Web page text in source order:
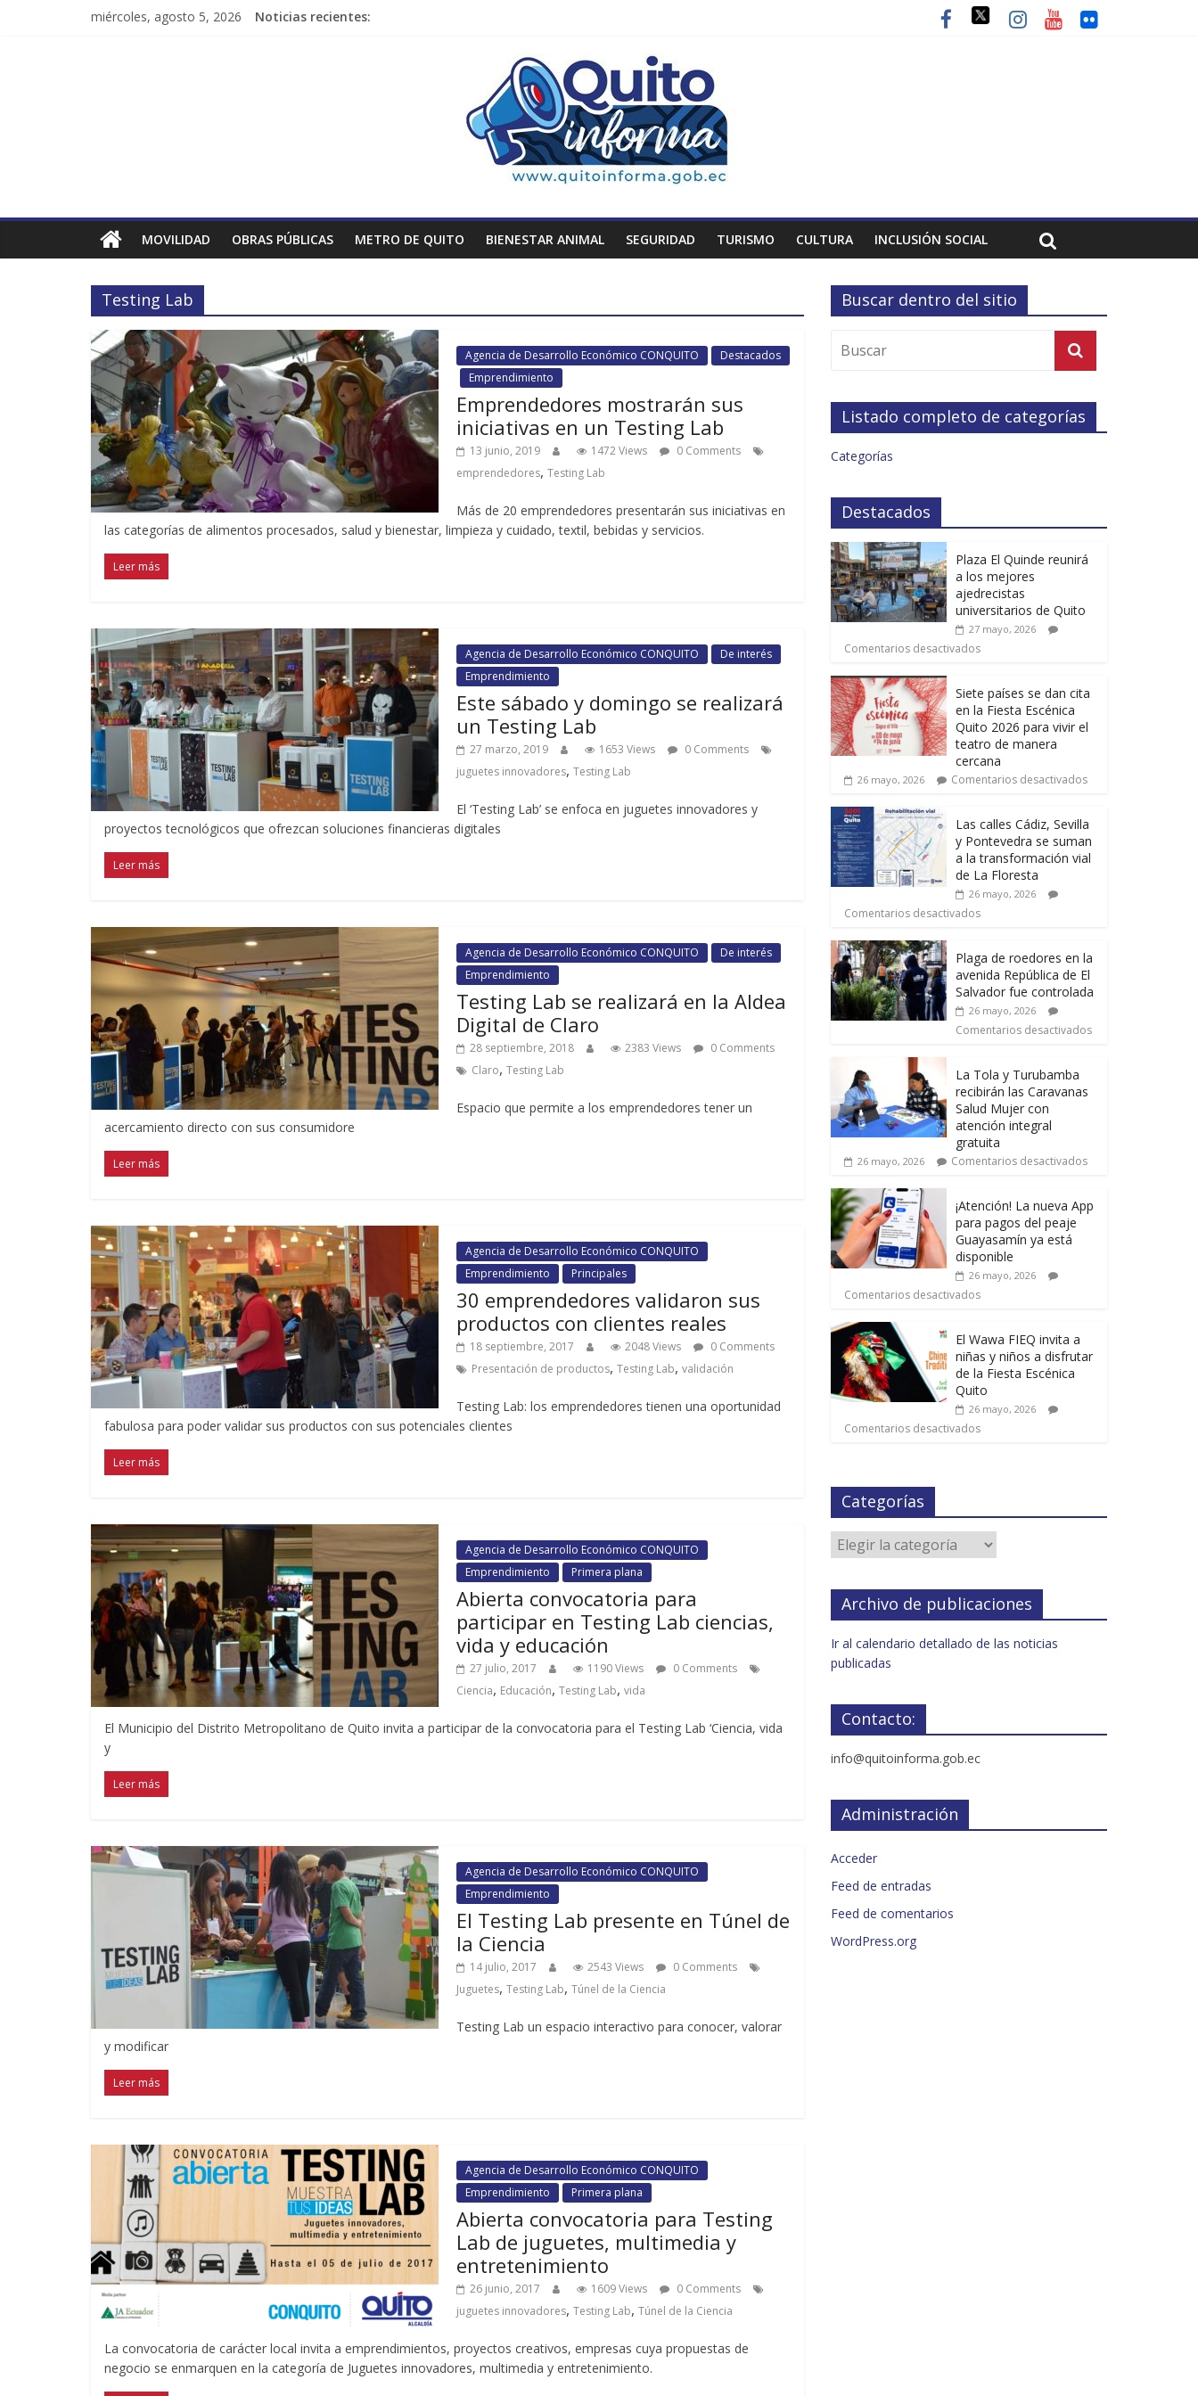
miércoles, agosto 5, 2026 Noticias recientes:
MOVILIDAD OBRAS PÚBLICAS METRO DE QUITO BIENESTAR ANIMAL SEGURIDAD TURISMO CULTURA INCLUSIÓN SOCIAL
Testing Lab
Agencia de Desarrollo Económico CONQUITO
Destacados
Emprendimiento
Emprendedores mostrarán sus
iniciativas en un Testing Lab
13 junio, 2019 1472 Views
0 Comments
emprendedores, Testing Lab
Más de 20 emprendedores presentarán sus iniciativas en
las categorías de alimentos procesados, salud y bienestar, limpieza y cuidado, textil, bebidas y servicios.
Leer más
Agencia de Desarrollo Económico CONQUITO
De interés
Emprendimiento
Este sábado y domingo se realizará
un Testing Lab
27 marzo, 2019 1653 Views
0 Comments
juguetes innovadores, Testing Lab
El ‘Testing Lab’ se enfoca en juguetes innovadores y
proyectos tecnológicos que ofrezcan soluciones financieras digitales
Leer más
Agencia de Desarrollo Económico CONQUITO
De interés
Emprendimiento
Testing Lab se realizará en la Aldea
Digital de Claro
28 septiembre, 2018 2383 Views
0 Comments
Claro, Testing Lab
Espacio que permite a los emprendedores tener un
acercamiento directo con sus consumidore
Leer más
Agencia de Desarrollo Económico CONQUITO
Emprendimiento
Principales
30 emprendedores validaron sus
productos con clientes reales
18 septiembre, 2017 2048 Views
0 Comments
Presentación de productos, Testing Lab, validación
Testing Lab: los emprendedores tienen una oportunidad
fabulosa para poder validar sus productos con sus potenciales clientes
Leer más
Agencia de Desarrollo Económico CONQUITO
Emprendimiento
Primera plana
Abierta convocatoria para
participar en Testing Lab ciencias,
vida y educación
27 julio, 2017 1190 Views
0 Comments
Ciencia, Educación, Testing Lab, vida
El Municipio del Distrito Metropolitano de Quito invita a participar de la convocatoria para el Testing Lab ‘Ciencia, vida
y
Leer más
Agencia de Desarrollo Económico CONQUITO
Emprendimiento
El Testing Lab presente en Túnel de
la Ciencia
14 julio, 2017 2543 Views
0 Comments
Juguetes, Testing Lab, Túnel de la Ciencia
Testing Lab un espacio interactivo para conocer, valorar
y modificar
Leer más
Agencia de Desarrollo Económico CONQUITO
Emprendimiento
Primera plana
Abierta convocatoria para Testing
Lab de juguetes, multimedia y
entretenimiento
26 junio, 2017 1609 Views
0 Comments
juguetes innovadores, Testing Lab, Túnel de la Ciencia
La convocatoria de carácter local invita a emprendimientos, proyectos creativos, empresas cuya propuestas de
negocio se enmarquen en la categoría de Juguetes innovadores, multimedia y entretenimiento.
Buscar dentro del sitio
Listado completo de categorías
Categorías
Destacados
Plaza El Quinde reunirá
a los mejores
ajedrecistas
universitarios de Quito
27 mayo, 2026
Comentarios desactivados
Siete países se dan cita
en la Fiesta Escénica
Quito 2026 para vivir el
teatro de manera
cercana
26 mayo, 2026 Comentarios desactivados
Las calles Cádiz, Sevilla
y Pontevedra se suman
a la transformación vial
de La Floresta
26 mayo, 2026
Comentarios desactivados
Plaga de roedores en la
avenida República de El
Salvador fue controlada
26 mayo, 2026
Comentarios desactivados
La Tola y Turubamba
recibirán las Caravanas
Salud Mujer con
atención integral
gratuita
26 mayo, 2026 Comentarios desactivados
¡Atención! La nueva App
para pagos del peaje
Guayasamín ya está
disponible
26 mayo, 2026
Comentarios desactivados
El Wawa FIEQ invita a
niñas y niños a disfrutar
de la Fiesta Escénica
Quito
26 mayo, 2026
Comentarios desactivados
Categorías
Archivo de publicaciones
Ir al calendario detallado de las noticias
publicadas
Contacto:
info@quitoinforma.gob.ec
Administración
Acceder
Feed de entradas
Feed de comentarios
WordPress.org